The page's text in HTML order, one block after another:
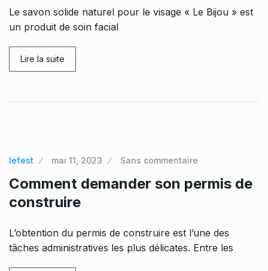
Le savon solide naturel pour le visage « Le Bijou » est
un produit de soin facial
Lire la suite
lefest mai 11, 2023 Sans commentaire
Comment demander son permis de
construire
L’obtention du permis de construire est l’une des
tâches administratives les plus délicates. Entre les